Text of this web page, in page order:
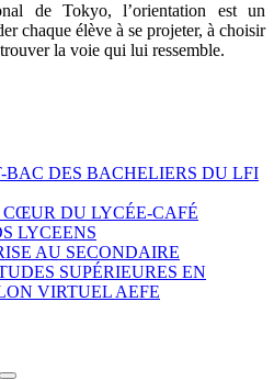
de Tokyo, l’orientation est un
chaque élève à se projeter, à choisir
la voie qui lui ressemble.
BAC DES BACHELIERS DU LFI
DU LYCÉE-CAFÉ
LYCEENS
AU SECONDAIRE
SUPÉRIEURES EN
VIRTUEL AEFE